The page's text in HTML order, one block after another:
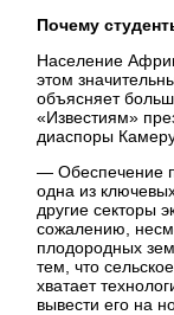
Почему
Население
этом
объясняет
«Известиям»
диаспоры
— Обеспечение
одна из
другие секторы
сожалению,
плодородных
тем, что
хватает
вывести его на